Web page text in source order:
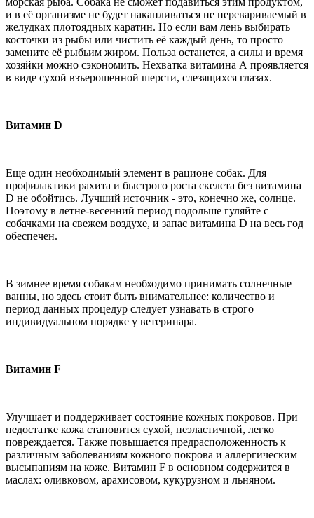
и в её организме не будет накапливаться не перевариваемый в
желудках плотоядных каратин. Но если вам лень выбирать
косточки из рыбы или чистить её каждый день, то просто
замените её рыбьим жиром. Польза останется, а силы и время
хозяйки можно сэкономить. Нехватка витамина А проявляется
в виде сухой взъерошенной шерсти, слезящихся глазах.
Витамин D
Еще один необходимый элемент в рационе собак. Для
профилактики рахита и быстрого роста скелета без витамина
D не обойтись. Лучший источник - это, конечно же, солнце.
Поэтому в летне-весенний период подольше гуляйте с
собачками на свежем воздухе, и запас витамина D на весь год
обеспечен.
В зимнее время собакам необходимо принимать солнечные
ванны, но здесь стоит быть внимательнее: количество и
период данных процедур следует узнавать в строго
индивидуальном порядке у ветеринара.
Витамин F
Улучшает и поддерживает состояние кожных покровов. При
недостатке кожа становится сухой, неэластичной, легко
повреждается. Также повышается предрасположенность к
различным заболеваниям кожного покрова и аллергическим
высыпаниям на коже. Витамин F в основном содержится в
маслах: оливковом, арахисовом, кукурузном и льняном.